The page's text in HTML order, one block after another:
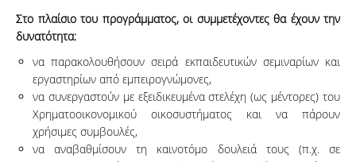
Στο πλαίσιο του προγράμματος, οι συμμετέχοντες θα έχουν την
δυνατότητα:
να παρακολουθήσουν σειρά εκπαιδευτικών σεμιναρίων και
εργαστηρίων από εμπειρογνώμονες,
να συνεργαστούν με εξειδικευμένα στελέχη (ως μέντορες) του
Χρηματοοικονομικού οικοσυστήματος και να πάρουν
χρήσιμες συμβουλές,
να αναβαθμίσουν τη καινοτόμο δουλειά τους (π.χ. σε